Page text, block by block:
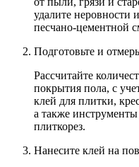
удалите
песчано-цементной
Подготовьте и
Рассчитайте
покрытия пола, с
клей для плитки,
а также
плиткорез.
Нанесите клей на